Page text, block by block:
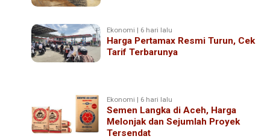
Ekonomi | 6 hari lalu
Harga Pertamax Resmi Turun, Cek
Tarif Terbarunya
Ekonomi | 6 hari lalu
Semen Langka di Aceh, Harga
Melonjak dan Sejumlah Proyek
Tersendat